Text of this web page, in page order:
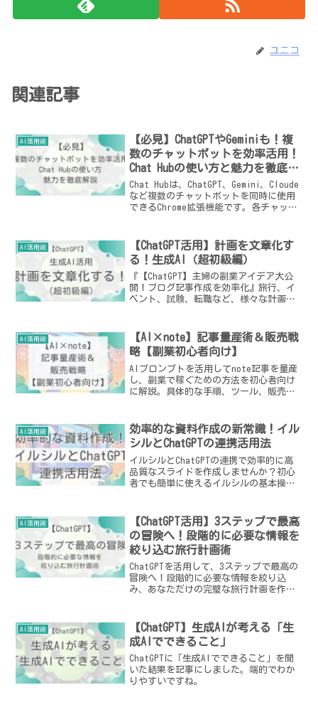
ユニコ
関連記事
AI活用術
【必見】ChatGPTやGeminiも！複
数のチャットボットを効率活用！
Chat Hubの使い方と魅力を徹底解
説
Chat Hubは、ChatGPT、Gemini、Cloude
など複数のチャットボットを同時に使用
できるChrome拡張機能です。各チャット
ドルで利用でき、チャットボットを作業
に活用している人、複数のチャットボッ
トを使いこなしたい人におすすめです。
AI活用術
【ChatGPT活用】計画を文章化す
る！生成AI（超初級編）
『【ChatGPT】主婦の副業アイデア大公
開！ブログ記事作成を効率化』旅行、イ
ベント、試験、転職など、様々な計画や
ログ記事作成の効率化を図りましょう。
AI活用術
【AI×note】記事量産術＆販売戦
略【副業初心者向け】
AIプロンプトを活用してnote記事を量産
し、副業で稼ぐための方法を初心者向け
に解説。具体的な手順、ツール、販売戦
AI活用術
効率的な資料作成の新常識！イル
シルとChatGPTの連携活用法
イルシルとChatGPTの連携で効率的に高
品質なスライドを作成しませんか？初心
者でも簡単に使えるイルシルの基本操作
も紹介します。
AI活用術
【ChatGPT活用】3ステップで最高
の冒険へ！段階的に必要な情報を
絞り込む旅行計画術
ChatGPTを活用して、3ステップで最高の
冒険へ！段階的に必要な情報を絞り込
み、あなただけの完璧な旅行計画を作成
きます。
AI活用術
【ChatGPT】生成AIが考える「生
成AIでできること」
ChatGPTに「生成AIでできること」を聞
いた結果を記事にしました。端的でわか
りやすいですね。